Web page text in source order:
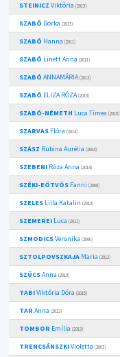
STEINICZ Viktória (2013)
SZABÓ Dorka (2013)
SZABÓ Hanna (2011)
SZABÓ Linett Anna (2011)
SZABÓ ANNAMÁRIA(2013)
SZABÓ ELIZA RÓZA(2013)
SZABÓ-NÉMETH Luca Tímea (2010)
SZARVASFlóra (2014)
SZÁSZ Rubina Aurélia (2004)
SZEBENIRóza Anna (2014)
SZÉKI-EÖTVÖSFanni (2008)
SZELESLilla Katalin (2013)
SZEMEREILuca (2011)
SZMODICSVeronika (2006)
SZTOLPOVSZKAJAMaria (2012)
SZÜCSAnna (2010)
TABIViktória Dóra (2015)
TAR Anna (2013)
TOMBOR Emília (2013)
TRENCSÁNSZKIVioletta (2003)